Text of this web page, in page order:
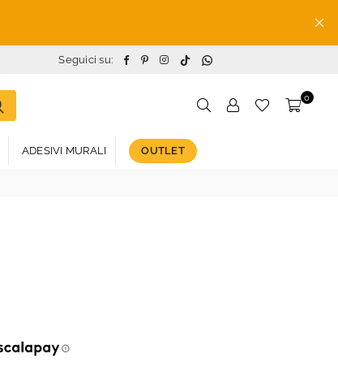
Seguici su: Facebook
PinterestInstagram
TikTokWhatsapp
0
ADESIVI MURALI OUTLET